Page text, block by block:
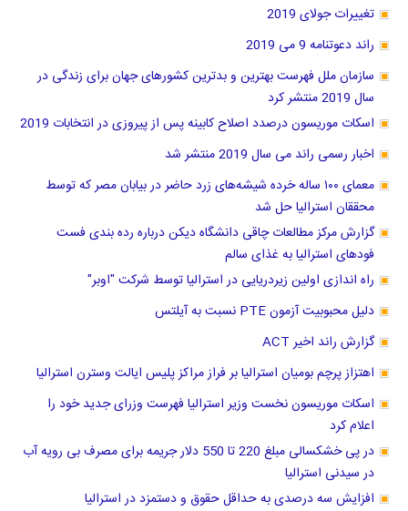
تغییرات جولای 2019
راند دعوتنامه 9 می 2019
سازمان ملل فهرست بهترین و بدترین کشور‌های جهان برای زندگی در
سال 2019 منتشر کرد
اسکات موریسون درصدد اصلاح کابینه پس از پیروزی در انتخابات 2019
اخبار رسمی راند می سال 2019 منتشر شد
معمای ۱۰۰ ساله خرده شیشه‌های زرد حاضر در بیابان مصر که توسط
محققان استرالیا حل شد
گزارش مرکز مطالعات چاقی دانشگاه دیکن درباره رده بندی فست
فودهای استرالیا به غذای سالم
راه اندازی اولین زیردریایی در استرالیا توسط شرکت "اوبر"
دلیل محبوبیت آزمون PTE نسبت به آیلتس
گزارش راند اخیر ACT
اهتزاز پرچم بومیان استرالیا بر فراز مراکز پلیس ایالت وسترن استرالیا
اسکات موریسون نخست وزیر استرالیا فهرست وزرای جدید خود را
اعلام کرد
در پی خشکسالی مبلغ 220 تا 550 دلار جریمه برای مصرف بی رویه آب
در سیدنی استرالیا
افزایش سه درصدی به حداقل حقوق و دستمزد در استرالیا